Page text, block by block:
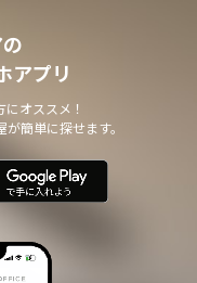
アプリ
オススメ！
簡単に探せます。